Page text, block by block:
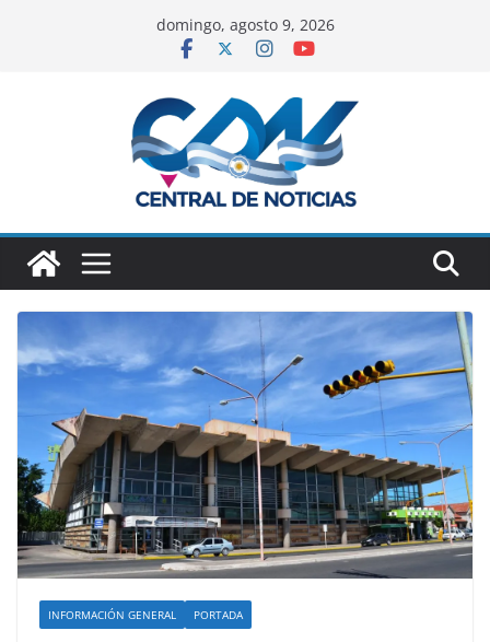
domingo, agosto 9, 2026
INFORMACIÓN GENERAL PORTADA